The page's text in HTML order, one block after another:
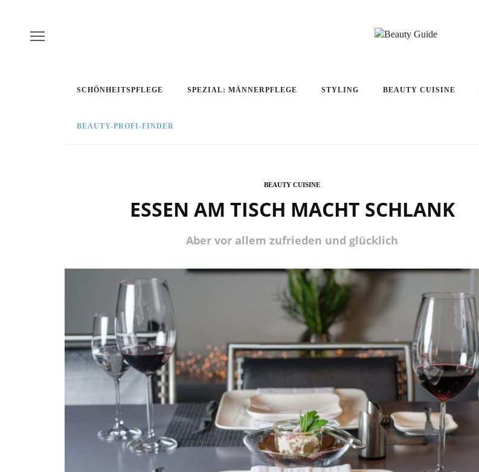
SCHÖNHEITSPFLEGE SPEZIAL: MÄNNERPFLEGE STYLING BEAUTY CUISINE
BEAUTY-PROFI-FINDER
BEAUTY CUISINE
ESSEN AM TISCH MACHT SCHLANK
Aber vor allem zufrieden und glücklich